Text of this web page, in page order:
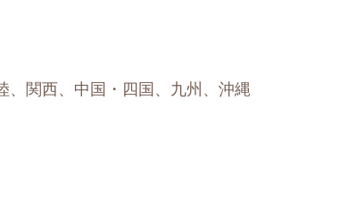
、関西、中国・四国、九州、沖縄